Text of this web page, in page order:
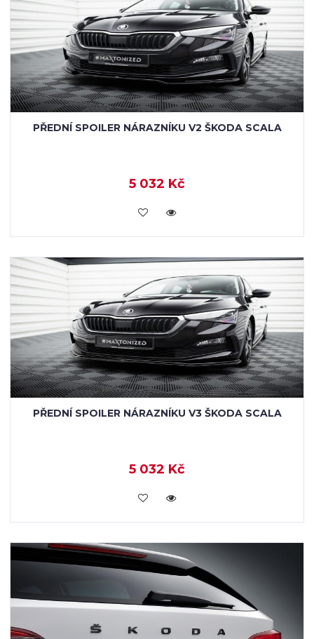
PŘEDNÍ SPOILER NÁRAZNÍKU V2 ŠKODA SCALA
5 032 Kč
KOUPIT
PŘEDNÍ SPOILER NÁRAZNÍKU V3 ŠKODA SCALA
5 032 Kč
KOUPIT